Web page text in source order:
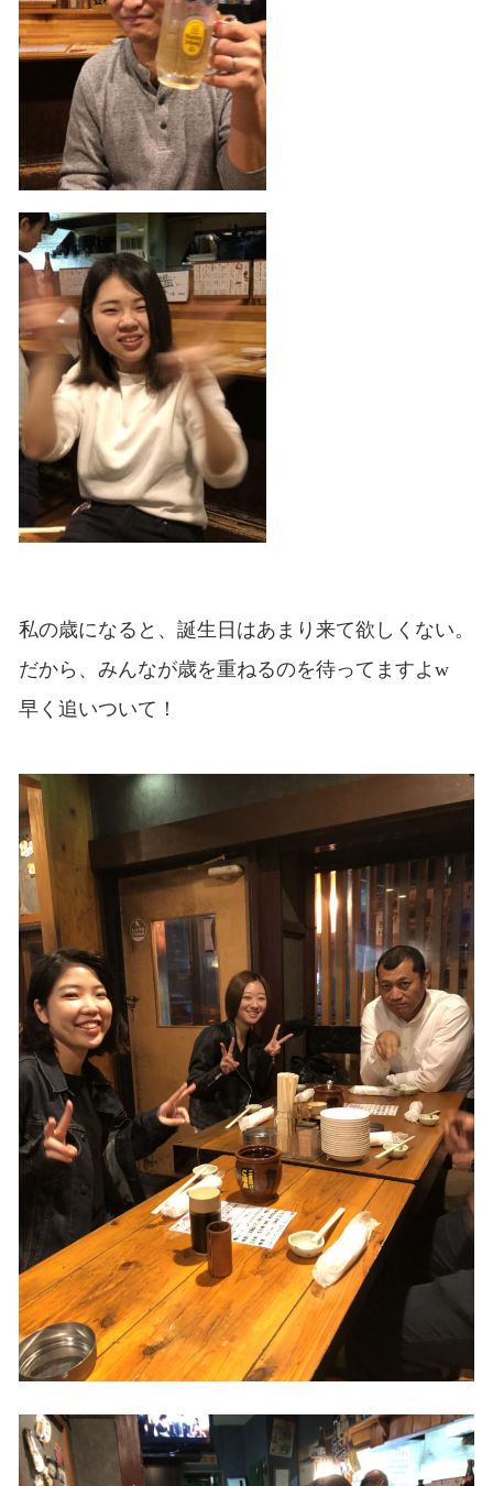
私の歳になると、誕生日はあまり来て欲しくない。
だから、みんなが歳を重ねるのを待ってますよw
早く追いついて！